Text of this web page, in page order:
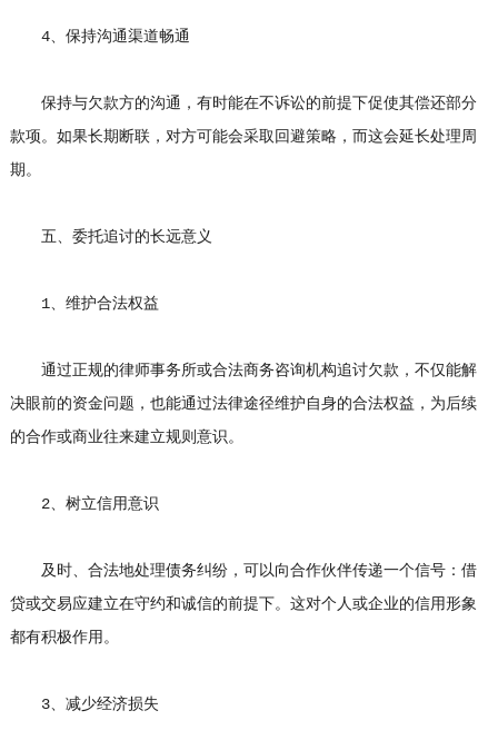
4、保持沟通渠道畅通
保持与欠款方的沟通，有时能在不诉讼的前提下促使其偿还部分
款项。如果长期断联，对方可能会采取回避策略，而这会延长处理周
期。
五、委托追讨的长远意义
1、维护合法权益
通过正规的律师事务所或合法商务咨询机构追讨欠款，不仅能解
决眼前的资金问题，也能通过法律途径维护自身的合法权益，为后续
的合作或商业往来建立规则意识。
2、树立信用意识
及时、合法地处理债务纠纷，可以向合作伙伴传递一个信号：借
贷或交易应建立在守约和诚信的前提下。这对个人或企业的信用形象
都有积极作用。
3、减少经济损失